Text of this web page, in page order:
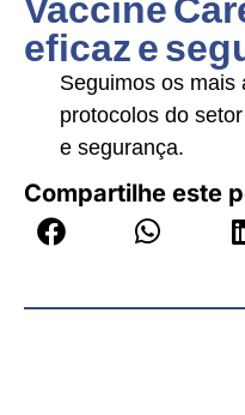
Vaccine
eficaz e
Seguimos os mais
protocolos do
e segurança.
Compartilhe este